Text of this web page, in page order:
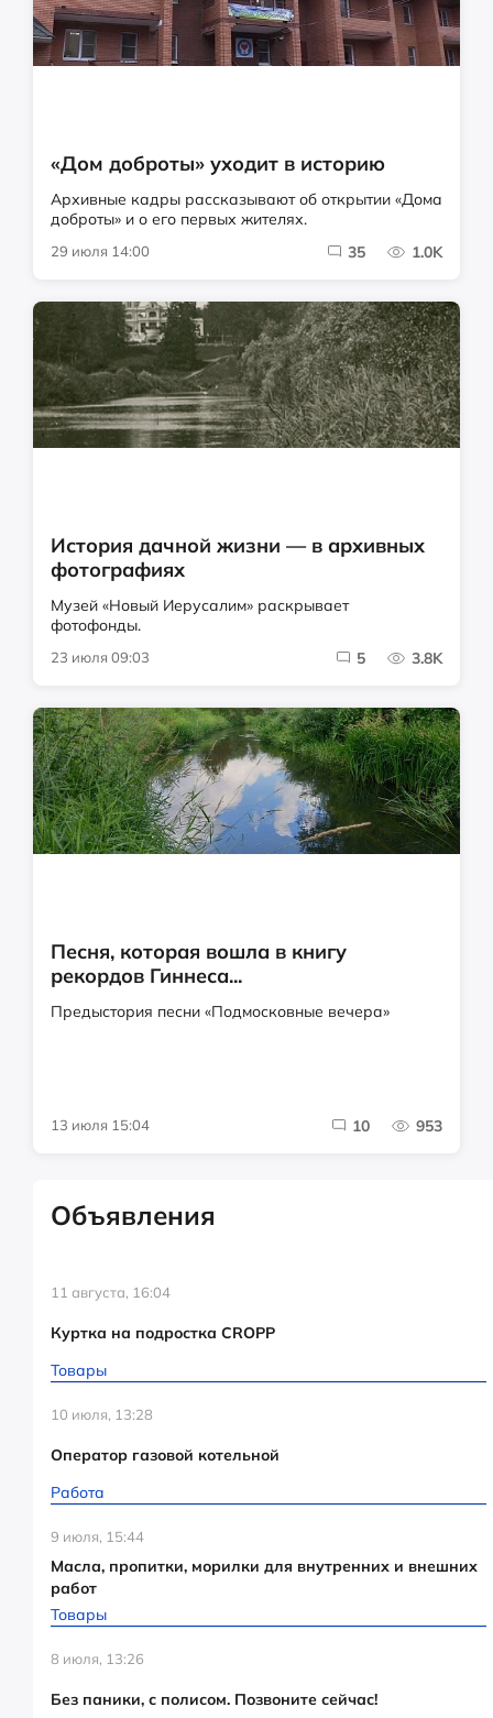
«Дом доброты» уходит в историю
Архивные кадры рассказывают об открытии «Дома
доброты» и о его первых жителях.
29 июля 14:00 35 1.0K
История дачной жизни — в архивных
фотографиях
Музей «Новый Иерусалим» раскрывает
фотофонды.
23 июля 09:03 5 3.8K
Песня, которая вошла в книгу
рекордов Гиннеса...
Предыстория песни «Подмосковные вечера»
13 июля 15:04 10 953
Объявления
11 августа, 16:04
Куртка на подростка CROPP
Товары
10 июля, 13:28
Оператор газовой котельной
Работа
9 июля, 15:44
Масла, пропитки, морилки для внутренних и внешних
работ
Товары
8 июля, 13:26
Без паники, с полисом. Позвоните сейчас!